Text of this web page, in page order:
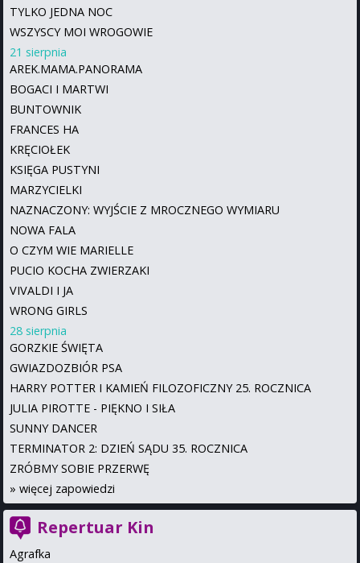
TYLKO JEDNA NOC
WSZYSCY MOI WROGOWIE
21 sierpnia
AREK.MAMA.PANORAMA
BOGACI I MARTWI
BUNTOWNIK
FRANCES HA
KRĘCIOŁEK
KSIĘGA PUSTYNI
MARZYCIELKI
NAZNACZONY: WYJŚCIE Z MROCZNEGO WYMIARU
NOWA FALA
O CZYM WIE MARIELLE
PUCIO KOCHA ZWIERZAKI
VIVALDI I JA
WRONG GIRLS
28 sierpnia
GORZKIE ŚWIĘTA
GWIAZDOZBIÓR PSA
HARRY POTTER I KAMIEŃ FILOZOFICZNY 25. ROCZNICA
JULIA PIROTTE - PIĘKNO I SIŁA
SUNNY DANCER
TERMINATOR 2: DZIEŃ SĄDU 35. ROCZNICA
ZRÓBMY SOBIE PRZERWĘ
» więcej zapowiedzi
Repertuar Kin
Agrafka